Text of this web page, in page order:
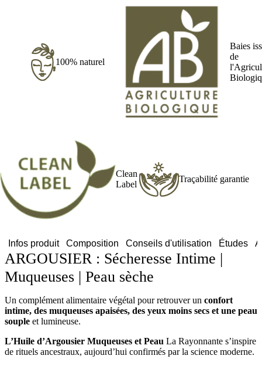
100% naturel
Baies
de
Clean
Label
Traçabilité garantie
Infos produit Composition Conseils d'utilisation Études
ARGOUSIER : Sécheresse Intime |
Muqueuses | Peau sèche
Un complément alimentaire végétal pour retrouver un confort
intime, des muqueuses apaisées, des yeux moins secs et une peau
souple et lumineuse.
L’Huile d’Argousier Muqueuses et Peau La Rayonnante s’inspire
de rituels ancestraux, aujourd’hui confirmés par la science moderne.